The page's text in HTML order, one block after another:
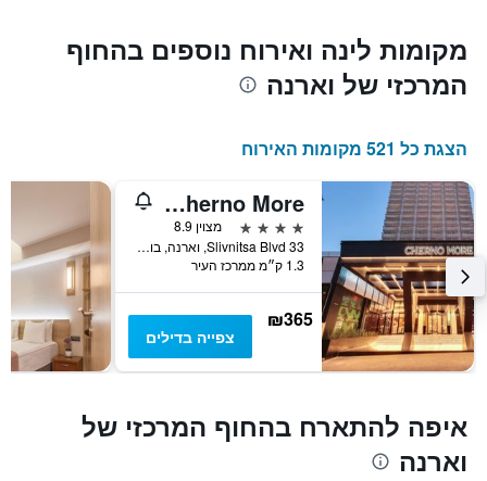
מקומות לינה ואירוח נוספים בהחוף
המרכזי של וארנה
הצגת כל 521 מקומות האירוח
Hotel Cherno More
4 כוכבים
מצוין 8.9
33 Slivnitsa Blvd, וארנה, בולגריה
1.3 ק״מ ממרכז העיר
₪365
צפייה בדילים
איפה להתארח בהחוף המרכזי של
וארנה